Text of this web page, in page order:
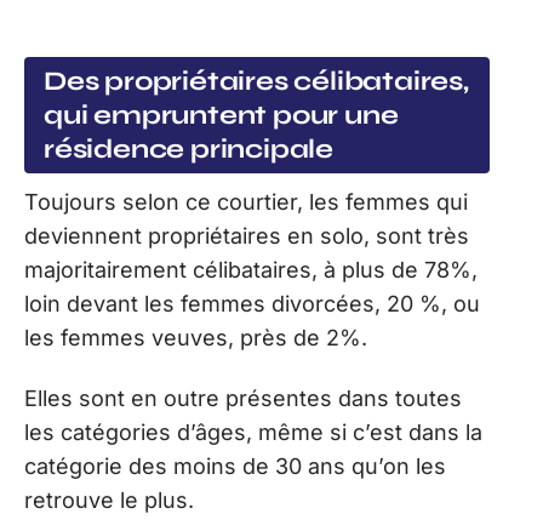
Des propriétaires célibataires,
qui empruntent pour une
résidence principale
Toujours selon ce courtier, les femmes qui
deviennent propriétaires en solo, sont très
majoritairement célibataires, à plus de 78%,
loin devant les femmes divorcées, 20 %, ou
les femmes veuves, près de 2%.
Elles sont en outre présentes dans toutes
les catégories d’âges, même si c’est dans la
catégorie des moins de 30 ans qu’on les
retrouve le plus.